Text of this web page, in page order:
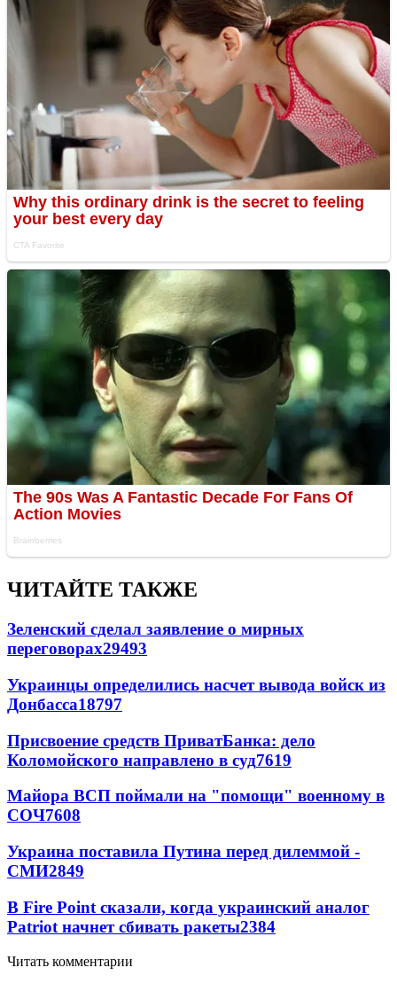
ЧИТАЙТЕ ТАКЖЕ
Зеленский сделал заявление о мирных
переговорах29493
Украинцы определились насчет вывода войск из
Донбасса18797
Присвоение средств ПриватБанка: дело
Коломойского направлено в суд7619
Майора ВСП поймали на "помощи" военному в
СОЧ7608
Украина поставила Путина перед дилеммой -
СМИ2849
В Fire Point сказали, когда украинский аналог
Patriot начнет сбивать ракеты2384
Читать комментарии